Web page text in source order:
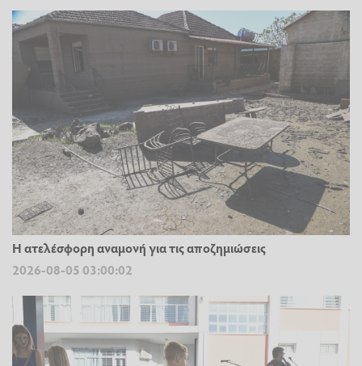
Η ατελέσφορη αναμονή για τις αποζημιώσεις
2026-08-05 03:00:02